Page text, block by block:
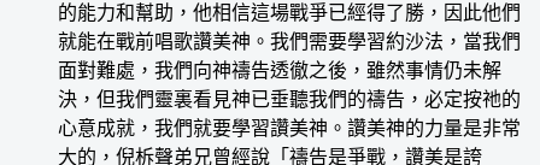
的能力和幫助，他相信這場戰爭已經得了勝，因此他們
就能在戰前唱歌讚美神。我們需要學習約沙法，當我們
面對難處，我們向神禱告透徹之後，雖然事情仍未解
決，但我們靈裏看見神已垂聽我們的禱告，必定按祂的
心意成就，我們就要學習讚美神。讚美神的力量是非常
大的，倪柝聲弟兄曾經說「禱告是爭戰，讚美是誇